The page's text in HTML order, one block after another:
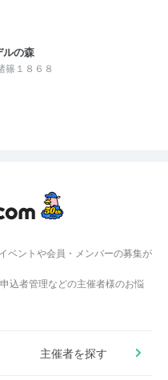
ルの森
篠１８６８
ベントや会員・メンバーの募集が
込者管理などの主催者様のお悩
主催者を探す